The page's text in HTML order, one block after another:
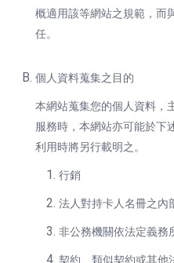
概適用該等網站之規範，而
任。
個人資料蒐集之目的
本網站蒐集您的個人資料，
服務時，本網站亦可能於下
利用時將另行載明之。
行銷
法人對持卡人名冊之內
非公務機關依法定義務
契約、類似契約或其他